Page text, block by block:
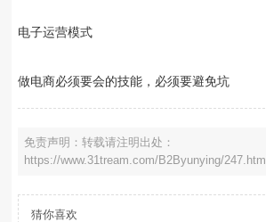
电子运营模式
做电商必须要会的技能，必须要避免坑
免责声明：转载请注明出处：
https://www.31tream.com/B2Byunying/247.html
猜你喜欢